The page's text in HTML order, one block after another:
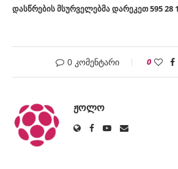
დასწრების მსურველებმა დარეკეთ 595 28
0 კომენტარი 0
ᲟᲝᲚᲝ